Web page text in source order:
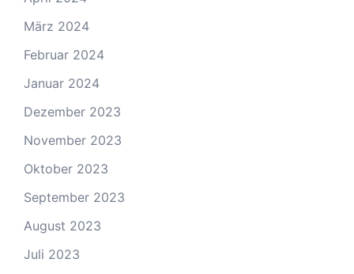
März 2024
Februar 2024
Januar 2024
Dezember 2023
November 2023
Oktober 2023
September 2023
August 2023
Juli 2023